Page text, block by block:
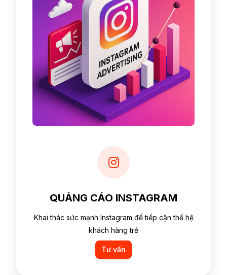
QUẢNG CÁO INSTAGRAM
Khai thác sức mạnh Instagram để tiếp cận thế hệ
khách hàng trẻ
Tư vấn